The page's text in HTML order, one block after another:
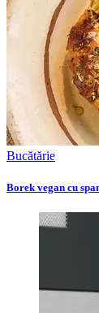
Bucătărie
Borek vegan cu